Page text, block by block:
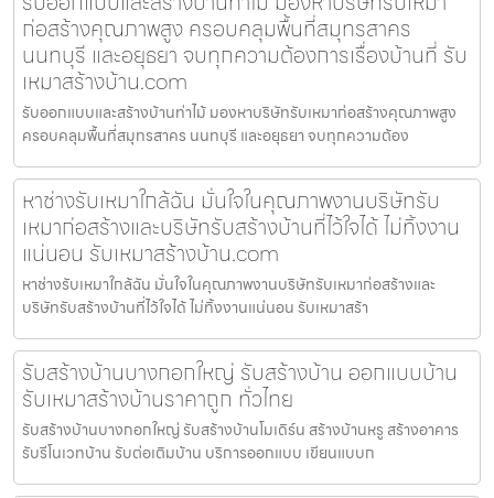
ก่อสร้างคุณภาพสูง ครอบคลุมพื้นที่สมุทรสาคร
นนทบุรี และอยุธยา จบทุกความต้องการเรื่องบ้านที่ รับ
เหมาสร้างบ้าน.com
รับออกแบบและสร้างบ้านท่าไม้ มองหาบริษัทรับเหมาก่อสร้างคุณภาพสูง
ครอบคลุมพื้นที่สมุทรสาคร นนทบุรี และอยุธยา จบทุกความต้อง
หาช่างรับเหมาใกล้ฉัน มั่นใจในคุณภาพงานบริษัทรับ
เหมาก่อสร้างและบริษัทรับสร้างบ้านที่ไว้ใจได้ ไม่ทิ้งงาน
แน่นอน รับเหมาสร้างบ้าน.com
หาช่างรับเหมาใกล้ฉัน มั่นใจในคุณภาพงานบริษัทรับเหมาก่อสร้างและ
บริษัทรับสร้างบ้านที่ไว้ใจได้ ไม่ทิ้งงานแน่นอน รับเหมาสร้า
รับสร้างบ้านบางกอกใหญ่ รับสร้างบ้าน ออกแบบบ้าน
รับเหมาสร้างบ้านราคาถูก ทั่วไทย
รับสร้างบ้านบางกอกใหญ่ รับสร้างบ้านโมเดิร์น สร้างบ้านหรู สร้างอาคาร
รับรีโนเวทบ้าน รับต่อเติมบ้าน บริการออกแบบ เขียนแบบก